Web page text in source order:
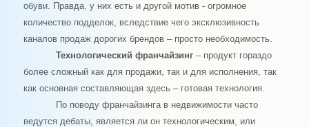
обуви. Правда, у них есть и другой мотив - огромное
количество подделок, вследствие чего эксклюзивность
каналов продаж дорогих брендов – просто необходимость.
Технологический франчайзинг– продукт гораздо
более сложный как для продажи, так и для исполнения, так
как основная составляющая здесь – готовая технология.
По поводу франчайзинга в недвижимости часто
ведутся дебаты, является ли он технологическим, или